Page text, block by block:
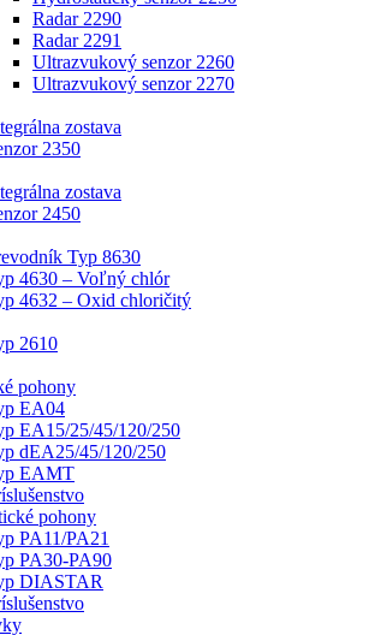
Radar 2290
Radar 2291
Ultrazvukový senzor 2260
Ultrazvukový senzor 2270
zostava
2350
zostava
2450
Typ 8630
4630 – Voľný chlór
4632 – Oxid chloričitý
2610
pohony
EA04
EA15/25/45/120/250
dEA25/45/120/250
EAMT
pohony
PA11/PA21
PA30-PA90
DIASTAR